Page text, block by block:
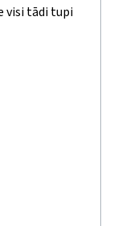
visi tādi tupi